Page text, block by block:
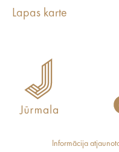
Lapas karte
Informācija